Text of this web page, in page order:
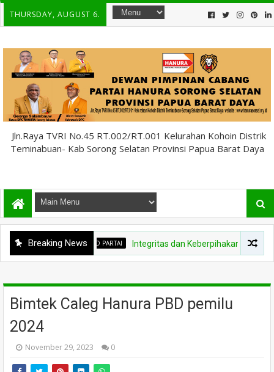
THURSDAY, AUGUST 6.
Jln.Raya TVRI No.45 RT.002/RT.001 Kelurahan Kohoin Distrik
Teminabuan- Kab Sorong Selatan Provinsi Papua Barat Daya
Breaking News
INFO PARTAI Integritas dan Keberpihakan kepada Rakyat Jadi
Bimtek Caleg Hanura PBD pemilu
2024
November 29, 2023 0